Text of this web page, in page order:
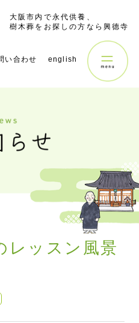
大阪市内で永代供養、
樹木葬をお探しの方なら興德寺
い合わせ english
レッスン風景